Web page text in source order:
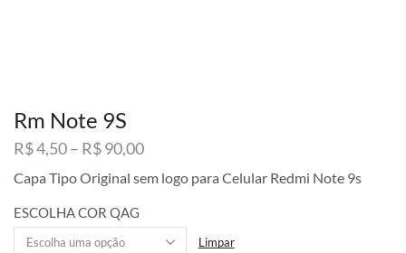
Rm Note 9S
R$4,50– R$90,00Faixa
preço:
através
R$ 90,00
Capa Tipo Original sem logo para Celular Redmi Note 9s
ESCOLHA COR QAG
Limpar